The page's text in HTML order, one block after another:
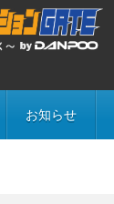
お知らせ